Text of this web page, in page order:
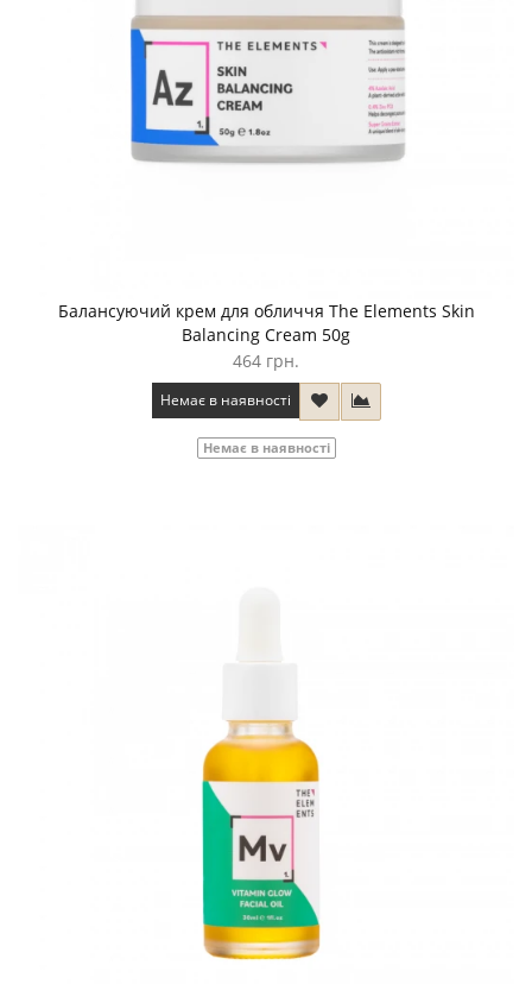
Балансуючий крем для обличчя The Elements Skin
Balancing Cream 50g
464 грн.
Немає в наявності
Немає в наявності